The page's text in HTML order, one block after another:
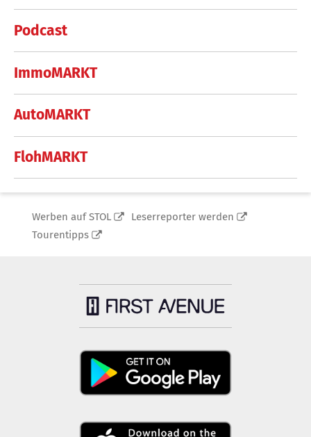
Podcast
ImmoMARKT
AutoMARKT
FlohMARKT
Werben auf STOL
Leserreporter werden
Tourentipps